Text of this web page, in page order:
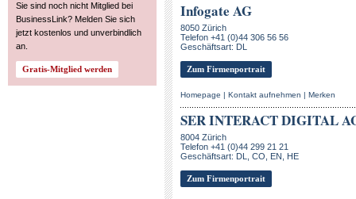
Sie sind noch nicht Mitglied bei
BusinessLink? Melden Sie sich
jetzt kostenlos und unverbindlich
an.
Infogate AG
8050 Zürich
Telefon +41 (0)44 306 56 56
Geschäftsart: DL
Zum Firmenportrait
Homepage | Kontakt aufnehmen | Merken
SER INTERACT DIGITAL
8004 Zürich
Telefon +41 (0)44 299 21 21
Geschäftsart: DL, CO, EN, HE
Zum Firmenportrait